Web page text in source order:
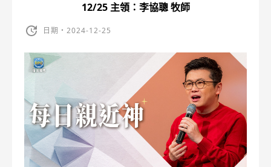
12/25 主領：李協聰 牧師
日期・2024-12-25